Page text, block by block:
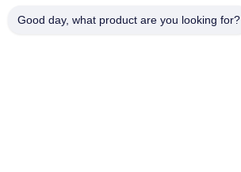
Good day, what product are you looking for?